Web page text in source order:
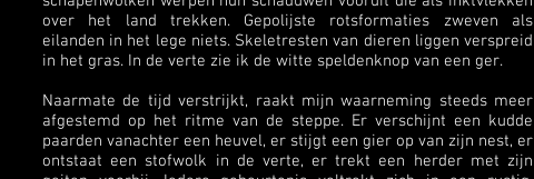
over het land trekken. Gepolijste rotsformaties zweven als
eilanden in het lege niets. Skeletresten van dieren liggen verspreid
in het gras. In de verte zie ik de witte speldenknop van een ger.
Naarmate de tijd verstrijkt, raakt mijn waarneming steeds meer
afgestemd op het ritme van de steppe. Er verschijnt een kudde
paarden vanachter een heuvel, er stijgt een gier op van zijn nest, er
ontstaat een stofwolk in de verte, er trekt een herder met zijn